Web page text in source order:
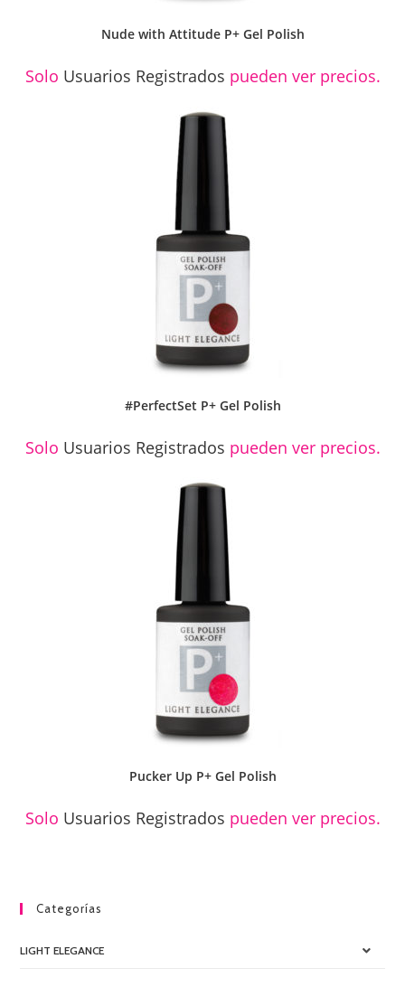
Nude with Attitude P+ Gel Polish
Solo Usuarios Registrados pueden ver precios.
#PerfectSet P+ Gel Polish
Solo Usuarios Registrados pueden ver precios.
Pucker Up P+ Gel Polish
Solo Usuarios Registrados pueden ver precios.
Categorías
LIGHT ELEGANCE